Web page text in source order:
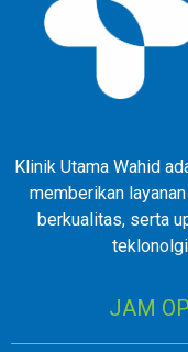
Klinik Utama Wahid
memberikan
berkualitas, serta
JAM